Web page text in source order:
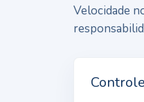
Velocidade